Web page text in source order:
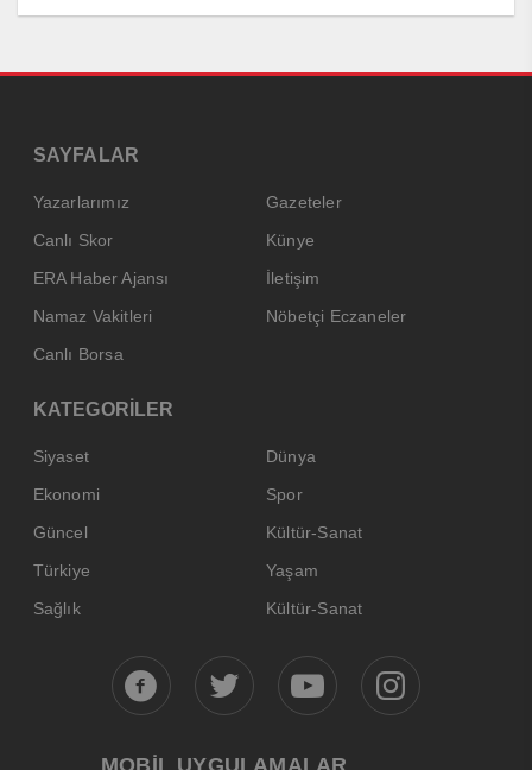
SAYFALAR
Yazarlarımız
Gazeteler
Canlı Skor
Künye
ERA Haber Ajansı
İletişim
Namaz Vakitleri
Nöbetçi Eczaneler
Canlı Borsa
KATEGORİLER
Siyaset
Dünya
Ekonomi
Spor
Güncel
Kültür-Sanat
Türkiye
Yaşam
Sağlık
Kültür-Sanat